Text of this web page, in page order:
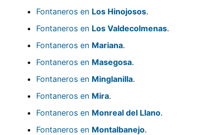
Fontaneros en Los Hinojosos.
Fontaneros en Los Valdecolmenas.
Fontaneros en Mariana.
Fontaneros en Masegosa.
Fontaneros en Minglanilla.
Fontaneros en Mira.
Fontaneros en Monreal del Llano.
Fontaneros en Montalbanejo.